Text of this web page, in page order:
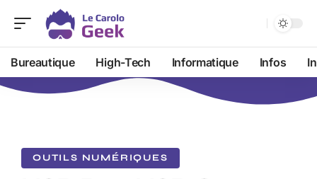
Bureautique High-Tech Informatique Infos
OUTILS NUMÉRIQUES